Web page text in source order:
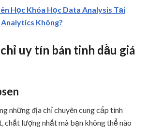
Học Khóa Học Data Analysis Tại
Không?
uy tín bán tinh dầu giá
những địa chỉ chuyên cung cấp tinh
chất lượng nhất mà bạn không thể nào